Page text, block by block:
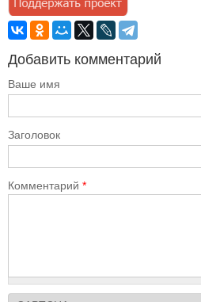
Добавить комментарий
Ваше имя
Заголовок
Комментарий *